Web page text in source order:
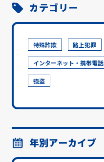
カテゴリー
特殊詐欺 路上犯罪
インターネット・携帯電話
強盗
年別アーカイブ